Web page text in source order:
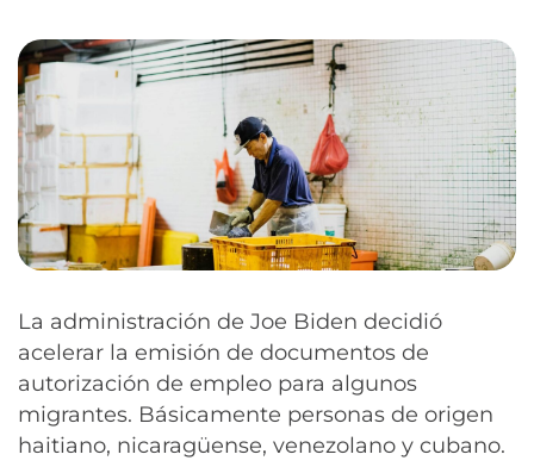
La administración de Joe Biden decidió
acelerar la emisión de documentos de
autorización de empleo para algunos
migrantes. Básicamente personas de origen
haitiano, nicaragüense, venezolano y cubano.